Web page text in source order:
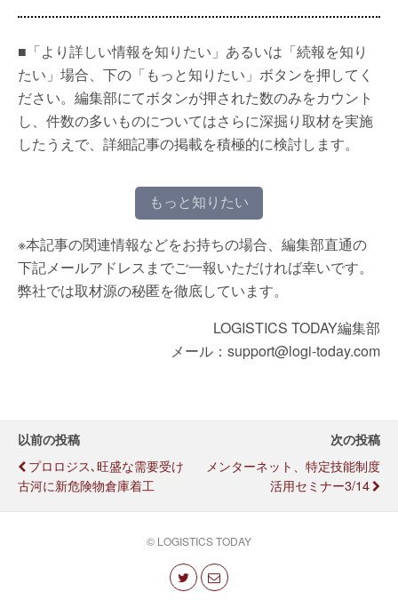
■「より詳しい情報を知りたい」あるいは「続報を知り
たい」場合、下の「もっと知りたい」ボタンを押してく
ださい。編集部にてボタンが押された数のみをカウント
し、件数の多いものについてはさらに深掘り取材を実施
したうえで、詳細記事の掲載を積極的に検討します。
もっと知りたい
※本記事の関連情報などをお持ちの場合、編集部直通の
下記メールアドレスまでご一報いただければ幸いです。
弊社では取材源の秘匿を徹底しています。
LOGISTICS TODAY編集部
メール：support@logi-today.com
以前の投稿
プロロジス､旺盛な需要受け
古河に新危険物倉庫着工
次の投稿
メンターネット、特定技能制度
活用セミナー3/14
© LOGISTICS TODAY